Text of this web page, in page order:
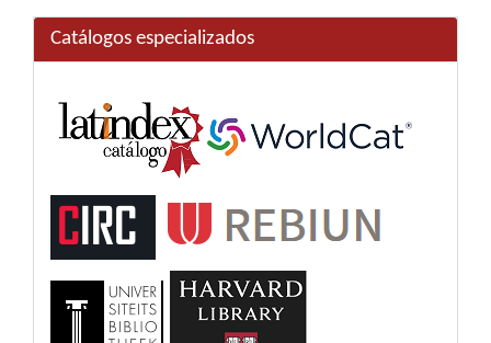
Catálogos especializados